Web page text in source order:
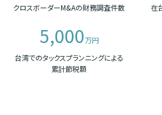
クロスボーダーM&Aの財務調査件数
在
5,000万円
台湾でのタックスプランニングによる
累計節税額